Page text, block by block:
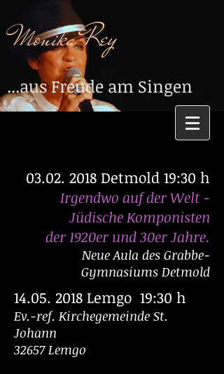
Monika Rey
...aus Freude am Singen
03.02. 2018 Detmold 19:30 h
Irgendwo auf der Welt -
Jüdische Komponisten
der 1920er und 30er Jahre.
Neue Aula des Grabbe-
Gymnasiums Detmold
14.05. 2018 Lemgo 19:30 h
Ev.-ref. Kirchegemeinde St.
Johann
32657 Lemgo